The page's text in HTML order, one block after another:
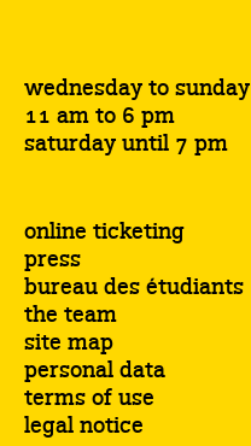
wednesday to sunday
11 am to 6 pm
saturday until 7 pm
online ticketing
press
bureau des étudiants
the team
site map
personal data
terms of use
legal notice